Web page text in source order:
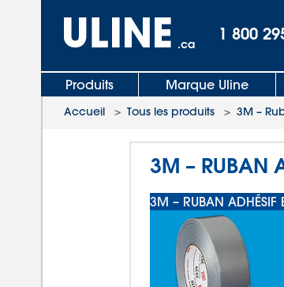
.ca
1 800
Produits Marque Uline
Accueil > Tous les produits > 3M –
3M – RUBAN
3M – RUBAN ADHÉSIF